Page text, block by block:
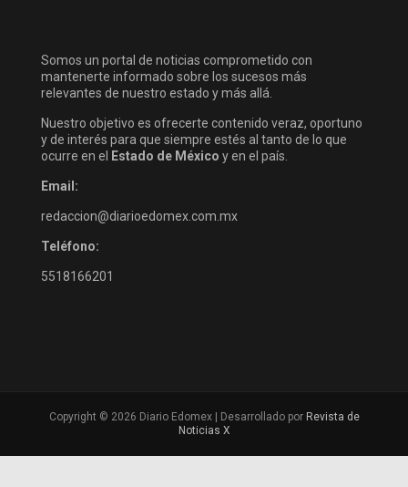
Somos un portal de noticias comprometido con
mantenerte informado sobre los sucesos más
relevantes de nuestro estado y más allá.
Nuestro objetivo es ofrecerte contenido veraz, oportuno
y de interés para que siempre estés al tanto de lo que
ocurre en el
Estado de México y en el país.
Email:
redaccion@diarioedomex.com.mx
Teléfono:
5518166201
Copyright © 2026 Diario Edomex | Desarrollado por Revista de
Noticias X